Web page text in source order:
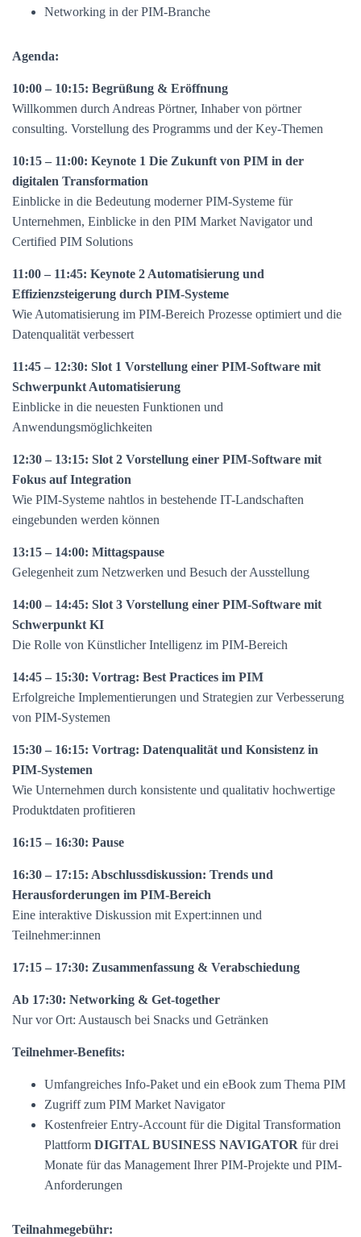
Networking in der PIM-Branche
Agenda:
10:00 – 10:15: Begrüßung & Eröffnung
Willkommen durch Andreas Pörtner, Inhaber von pörtner
consulting. Vorstellung des Programms und der Key-Themen
10:15 – 11:00: Keynote 1 Die Zukunft von PIM in der
digitalen Transformation
Einblicke in die Bedeutung moderner PIM-Systeme für
Unternehmen, Einblicke in den PIM Market Navigator und
Certified PIM Solutions
11:00 – 11:45: Keynote 2 Automatisierung und
Effizienzsteigerung durch PIM-Systeme
Wie Automatisierung im PIM-Bereich Prozesse optimiert und die
Datenqualität verbessert
11:45 – 12:30: Slot 1 Vorstellung einer PIM-Software mit
Schwerpunkt Automatisierung
Einblicke in die neuesten Funktionen und
Anwendungsmöglichkeiten
12:30 – 13:15: Slot 2 Vorstellung einer PIM-Software mit
Fokus auf Integration
Wie PIM-Systeme nahtlos in bestehende IT-Landschaften
eingebunden werden können
13:15 – 14:00: Mittagspause
Gelegenheit zum Netzwerken und Besuch der Ausstellung
14:00 – 14:45: Slot 3 Vorstellung einer PIM-Software mit
Schwerpunkt KI
Die Rolle von Künstlicher Intelligenz im PIM-Bereich
14:45 – 15:30: Vortrag: Best Practices im PIM
Erfolgreiche Implementierungen und Strategien zur Verbesserung
von PIM-Systemen
15:30 – 16:15: Vortrag: Datenqualität und Konsistenz in
PIM-Systemen
Wie Unternehmen durch konsistente und qualitativ hochwertige
Produktdaten profitieren
16:15 – 16:30: Pause
16:30 – 17:15: Abschlussdiskussion: Trends und
Herausforderungen im PIM-Bereich
Eine interaktive Diskussion mit Expert:innen und
Teilnehmer:innen
17:15 – 17:30: Zusammenfassung & Verabschiedung
Ab 17:30: Networking & Get-together
Nur vor Ort: Austausch bei Snacks und Getränken
Teilnehmer-Benefits:
Umfangreiches Info-Paket und ein eBook zum Thema PIM
Zugriff zum PIM Market Navigator
Kostenfreier Entry-Account für die Digital Transformation
Plattform DIGITAL BUSINESS NAVIGATOR für drei
Monate für das Management Ihrer PIM-Projekte und PIM-
Anforderungen
Teilnahmegebühr: